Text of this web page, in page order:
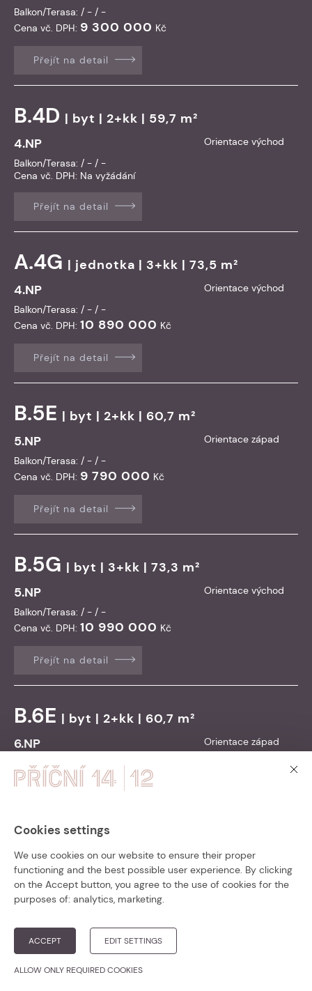
Cookies settings
We use cookies on our website to ensure their proper
functioning and the best possible user experience. By clicking
on the Accept button, you agree to the use of cookies for the
purposes of: analytics, marketing.
ACCEPT EDIT SETTINGS
ALLOW ONLY REQUIRED COOKIES
Balkon/Terasa: / - / -
Cena vč. DPH: 9 300 000 Kč
Přejít na detail
B.4D | byt | 2+kk | 59,7 m²
4.NP
Orientace východ
Balkon/Terasa: / - / -
Cena vč. DPH: Na vyžádání
Přejít na detail
A.4G | jednotka | 3+kk | 73,5 m²
4.NP
Orientace východ
Balkon/Terasa: / - / -
Cena vč. DPH: 10 890 000 Kč
Přejít na detail
B.5E | byt | 2+kk | 60,7 m²
5.NP
Orientace západ
Balkon/Terasa: / - / -
Cena vč. DPH: 9 790 000 Kč
Přejít na detail
B.5G | byt | 3+kk | 73,3 m²
5.NP
Orientace východ
Balkon/Terasa: / - / -
Cena vč. DPH: 10 990 000 Kč
Přejít na detail
B.6E | byt | 2+kk | 60,7 m²
6.NP
Orientace západ
Balkon/Terasa: / - / -
Cena vč. DPH:
9 890 000
B.6G|byt| 3+kk | 73,3 m²
6.NP
Cena vč. DPH:
11 290 000 Kč
Bytový dům Příční 14 je zkolaudován a
připraven k nastěhování.
Přesvědčte se v krátké
nebo rovnou
volných bytů!